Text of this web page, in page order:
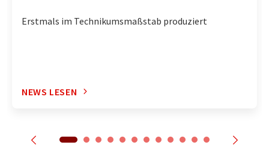
Erstmals im Technikumsmaßstab produziert
NEWS LESEN